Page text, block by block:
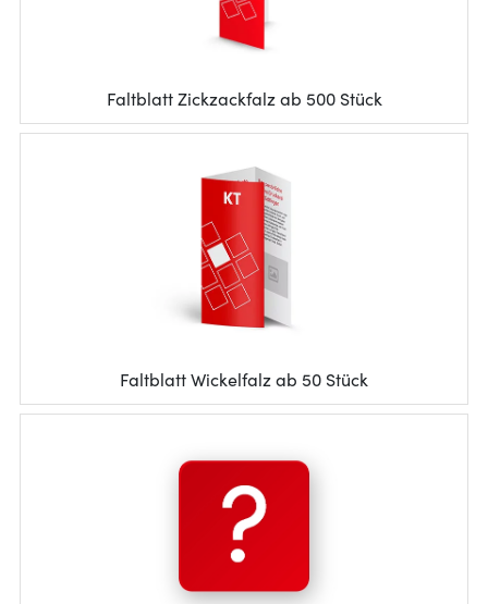
Faltblatt Zickzackfalz ab 500 Stück
Faltblatt Wickelfalz ab 50 Stück